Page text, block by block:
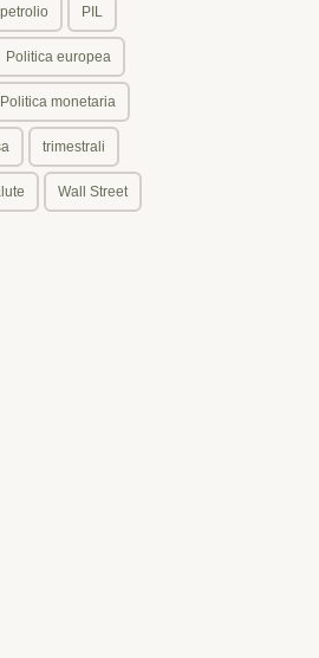
petrolio PIL
Politica europea
Politica monetaria
trimestrali
Wall Street